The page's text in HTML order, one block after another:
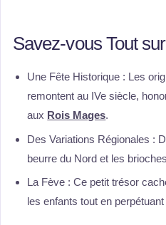
Savez-vous Tout
Une Fête Historique : Les
remontent au IVe siècle,
aux Rois Mages.
Des Variations Régionales :
beurre du Nord et les
La Fève : Ce petit trésor
les enfants tout en